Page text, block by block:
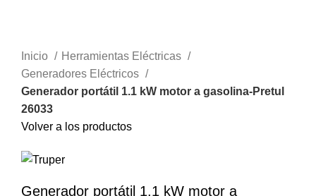
Inicio
Herramientas Eléctricas
Generadores Eléctricos
Generador portátil 1.1 kW motor a gasolina-Pretul
26033
Volver a los productos
Generador portátil 1.1 kW motor a